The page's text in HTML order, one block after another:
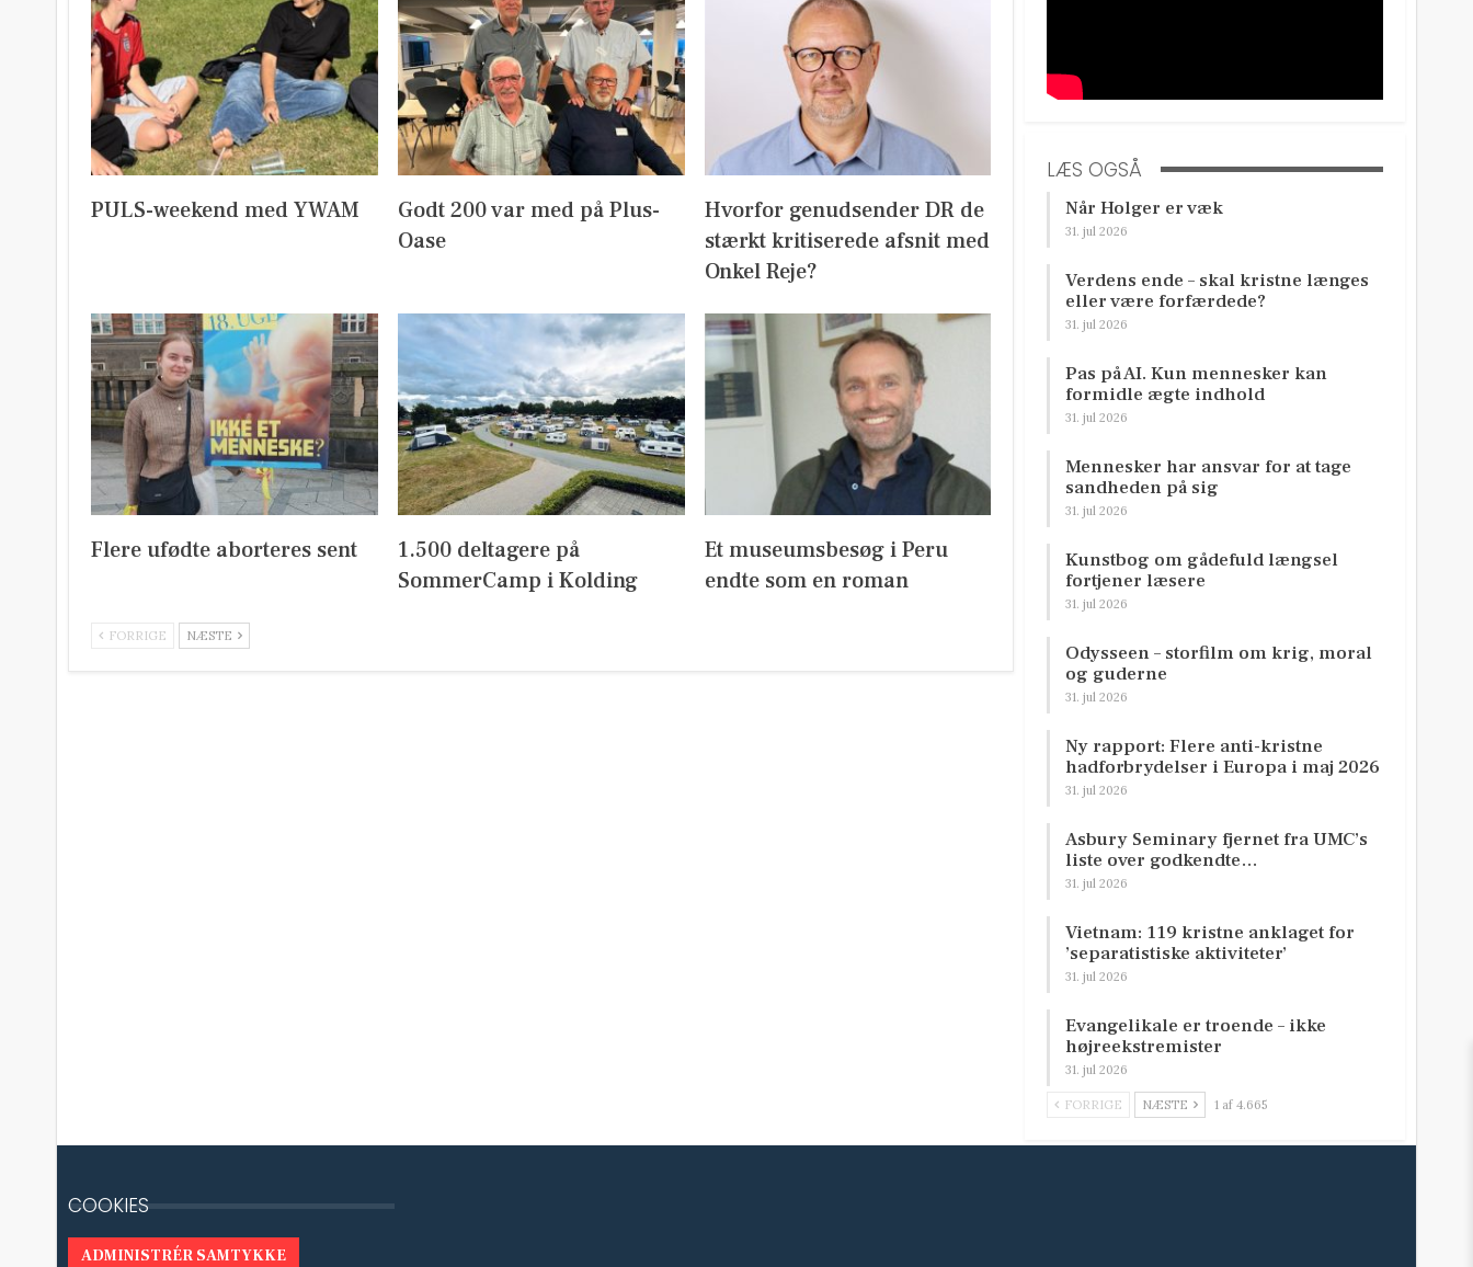
PULS-weekend med YWAM
Godt 200 var med på Plus-
Oase
Hvorfor genudsender DR de
stærkt kritiserede afsnit med
Onkel Reje?
Flere ufødte aborteres sent
1.500 deltagere på
SommerCamp i Kolding
Et museumsbesøg i Peru
endte som en roman
FORRIGE NÆSTE
LÆS OGSÅ
Når Holger er væk
31. jul 2026
Verdens ende – skal kristne længes
eller være forfærdede?
31. jul 2026
Pas på AI. Kun mennesker kan
formidle ægte indhold
31. jul 2026
Mennesker har ansvar for at tage
sandheden på sig
31. jul 2026
Kunstbog om gådefuld længsel
fortjener læsere
31. jul 2026
Odysseen – storfilm om krig, moral
og guderne
31. jul 2026
Ny rapport: Flere anti-kristne
hadforbrydelser i Europa i maj 2026
31. jul 2026
Asbury Seminary fjernet fra UMC’s
liste over godkendte…
31. jul 2026
Vietnam: 119 kristne anklaget for
’separatistiske aktiviteter’
31. jul 2026
Evangelikale er troende – ikke
højreekstremister
31. jul 2026
FORRIGE NÆSTE 1 af 4.665
COOKIES
ADMINISTRÉR SAMTYKKE